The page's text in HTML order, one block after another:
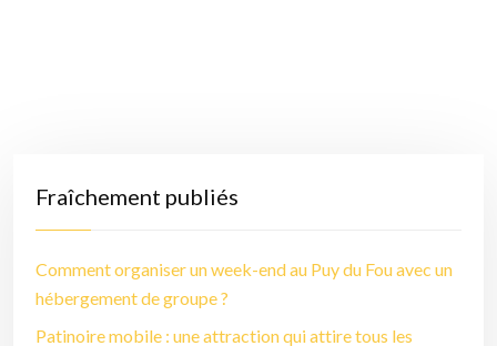
Fraîchement publiés
Comment organiser un week-end au Puy du Fou avec un
hébergement de groupe ?
Patinoire mobile : une attraction qui attire tous les